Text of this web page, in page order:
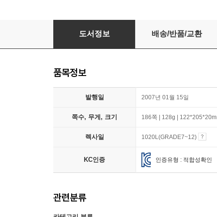
Hatchet
도서정보 배송/반품/교환
품목정보
발행일 2007년 01월 15일
쪽수, 무게, 크기 186쪽 | 128g |
렉사일 1020L(GRADE7~12)
KC인증 인증유형 : 적합성확인
관련분류